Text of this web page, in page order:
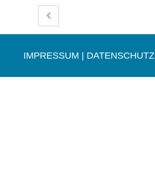
IMPRESSUM DATENSCHUTZ